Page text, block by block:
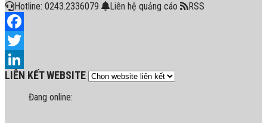
Hotline: 0243.2336079 Liên hệ quảng cáo RSS
Facebook
Twitter
LinkedIn
LIÊN KẾT WEBSITE
Đang online: